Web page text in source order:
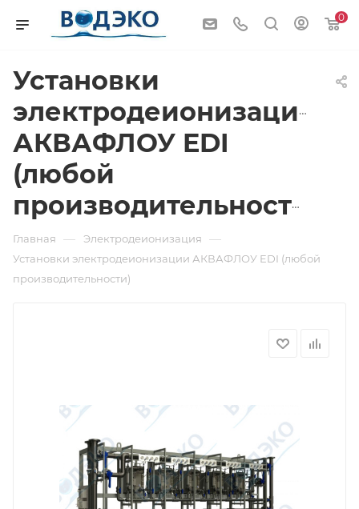
0
Установки
электродеионизации
АКВАФЛОУ EDI
(любой
производительности)
Главная — Электродеионизация —
Установки электродеионизации АКВАФЛОУ EDI (любой
производительности)